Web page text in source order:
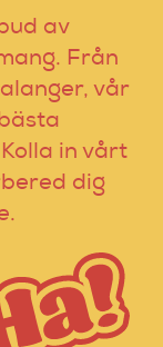
av
Från
vår
in vårt
dig